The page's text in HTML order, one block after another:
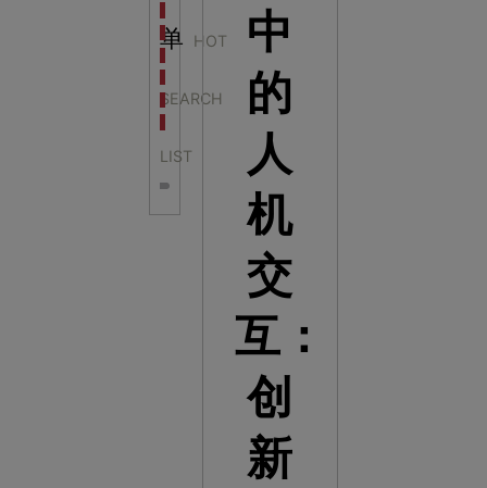
单 HOT
SEARCH
LIST
科学梦中标方城县科技馆展厅升级项目
科学梦中标濮阳县科技馆公共安全体验馆项目
科学梦集团中标广西大学海洋科教馆项目
科学梦集团中标淮师附小科技长廊展项目
科学梦集团中标洪泽湖治理保护展示馆项目
中
的
人
机
交
互：
创
新